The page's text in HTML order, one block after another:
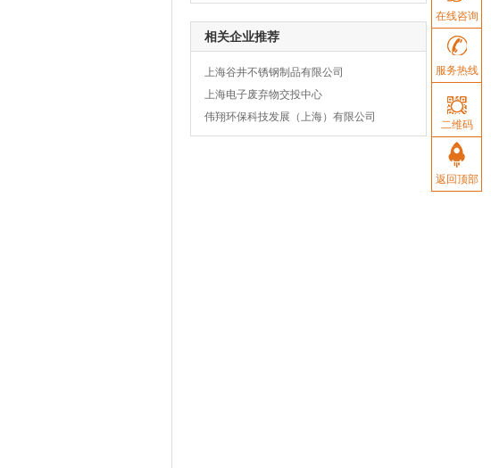
相关企业推荐
上海谷井不锈钢制品有限公司
上海电子废弃物交投中心
伟翔环保科技发展（上海）有限公司
在线咨询
服务热线
二维码
返回顶部